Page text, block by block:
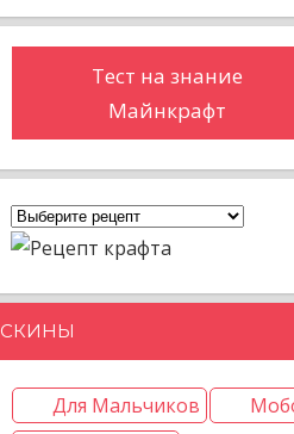
Тест на знание
Майнкрафт
СКИНЫ
Для Мальчиков